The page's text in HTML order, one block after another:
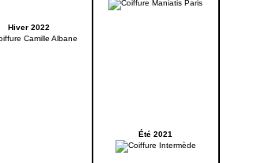
Hiver 2022
Été 2021